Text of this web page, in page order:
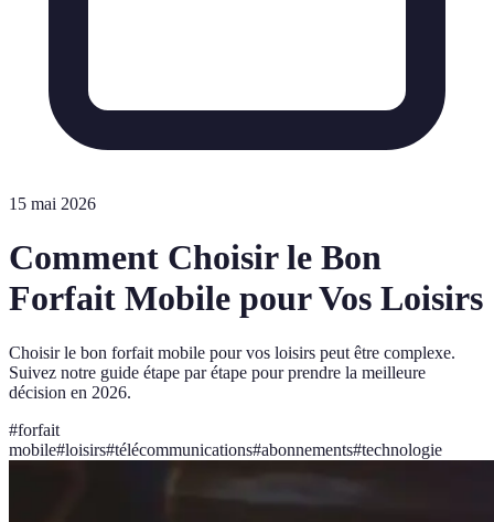
15 mai 2026
Comment Choisir le Bon
Forfait Mobile pour Vos Loisirs
Choisir le bon forfait mobile pour vos loisirs peut être complexe.
Suivez notre guide étape par étape pour prendre la meilleure
décision en 2026.
#forfait
mobile#loisirs#télécommunications#abonnements#technologie